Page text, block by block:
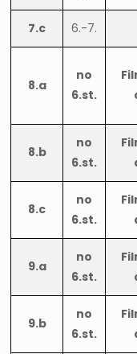
7.c 6.-7.
8.a
no
6.st.
8.b
no
6.st.
8.c
no
6.st.
9.a
no
6.st.
9.b
no
6.st.